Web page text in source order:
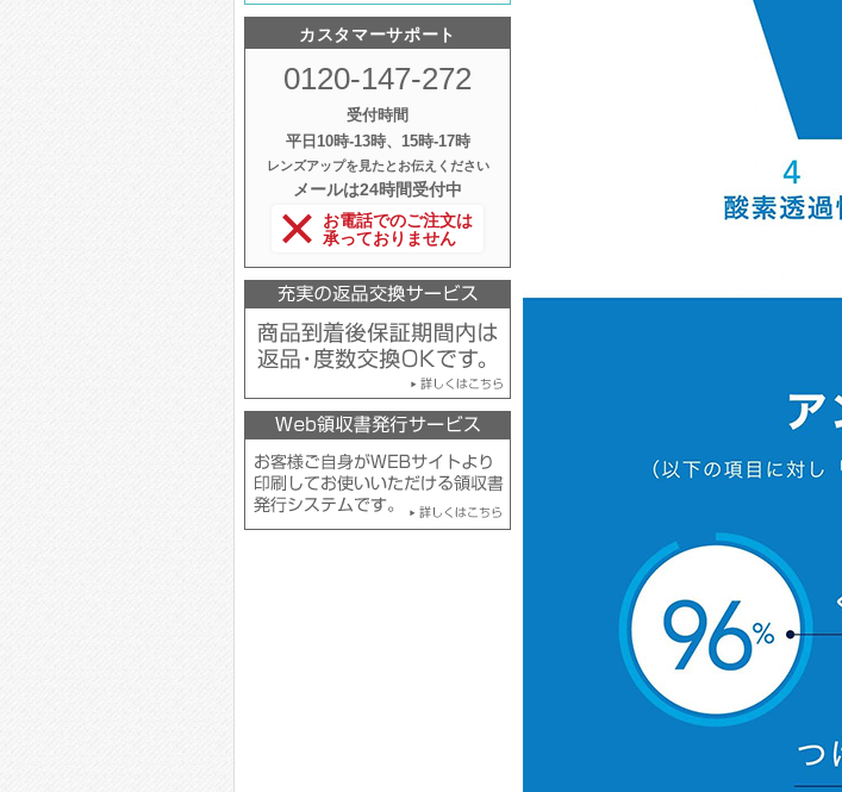
カスタマーサポート
0120-147-272
受付時間
平日10時‐13時、15時‐17時
レンズアップを見たとお伝えください
メールは24時間受付中
お電話でのご注文は
承っておりません